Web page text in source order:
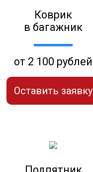
Коврик
в багажник
от 2 100 рублей
Оставить заявку